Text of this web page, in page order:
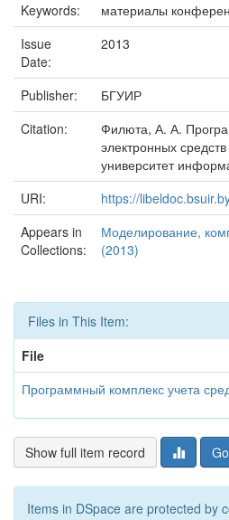
Keywords:
материалы
Issue
Date:
2013
Publisher:
БГУИР
Citation:
Филюта, А. А.
электронных
университет
URI:
https://
Appears in
Collections:
Моделирование,
(2013)
Files in This Item:
File
Программный комплекс учета
Show full item record
Items in DSpace are protected by